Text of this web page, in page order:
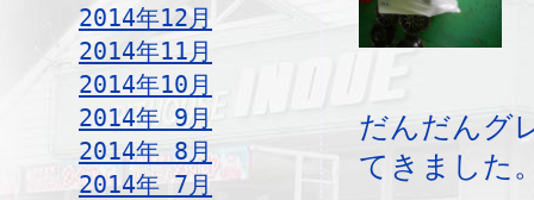
2014年12月
2014年11月
2014年10月
2014年 9月
2014年 8月
2014年 7月
だんだんグ
てきました